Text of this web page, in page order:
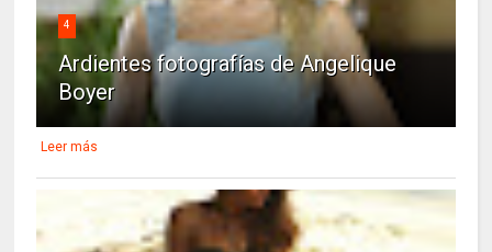
4
Ardientes fotografías de Angelique
Boyer
Leer más